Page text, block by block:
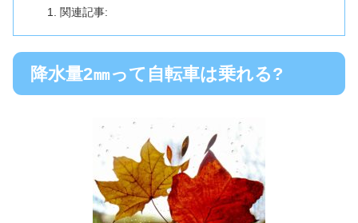
関連記事:
降水量2㎜って自転車は乗れる?